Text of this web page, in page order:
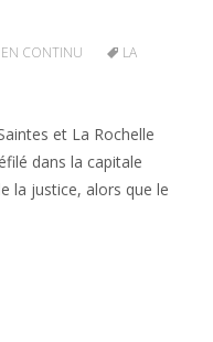
CONTINU
LA
et La Rochelle
dans la capitale
la justice, alors que le